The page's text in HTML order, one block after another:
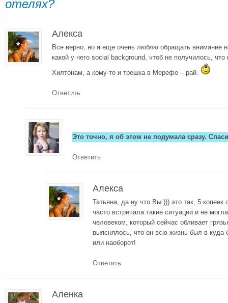
отелях?
Алекса
Все верно, но я еще очень люблю обращать внимание
какой у него social background, чтоб не получилось, что
Хилтонам, а кому-то и трешка в Мерефе – рай.
Ответить
Это точно, я об этом не подумала сразу.
Ответить
Алекса
Татьяна, да ну что Вы ))) это так, 5 копеек
часто встречала такие ситуации и не
человеком, который сейчас обливает
выяснялось, что он всю жизнь был в куда
или наоборот!
Ответить
Аленка